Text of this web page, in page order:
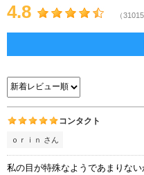
4.8 （31015
コンタクト
ｏｒｉｎ さん
私の目が特殊なようであまりな